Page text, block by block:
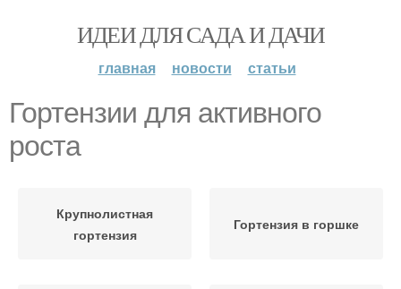
ИДЕИ ДЛЯ САДА И ДАЧИ
главная новости статьи
Гортензии для активного
роста
Крупнолистная
гортензия
Гортензия в горшке